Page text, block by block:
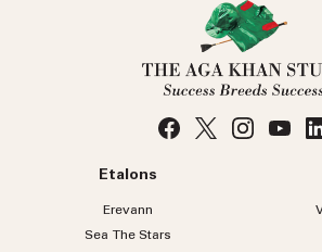
Etalons
Erevann
Sea TheStars